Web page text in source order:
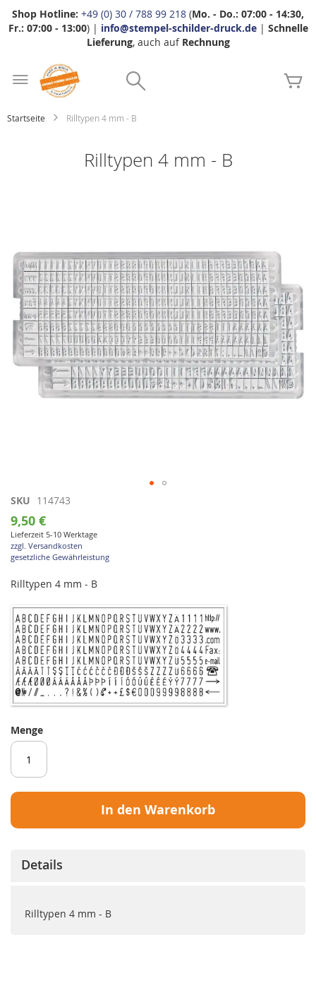
Shop Hotline: +49 (0) 30 / 788 99 218 (Mo. - Do.: 07:00 - 14:30,
Fr.: 07:00 - 13:00) | info@stempel-schilder-druck.de| Schnelle
Lieferung, auch auf Rechnung
Startseite Rilltypen 4 mm - B
Rilltypen 4 mm - B
Zum
Anfang
der
Bildgalerie
springen
SKU 114743
9,50 €
Lieferzeit 5-10 Werktage
zzgl. Versandkosten
gesetzliche Gewährleistung
Rilltypen 4 mm - B
Menge
In den Warenkorb
Details
Rilltypen 4 mm - B